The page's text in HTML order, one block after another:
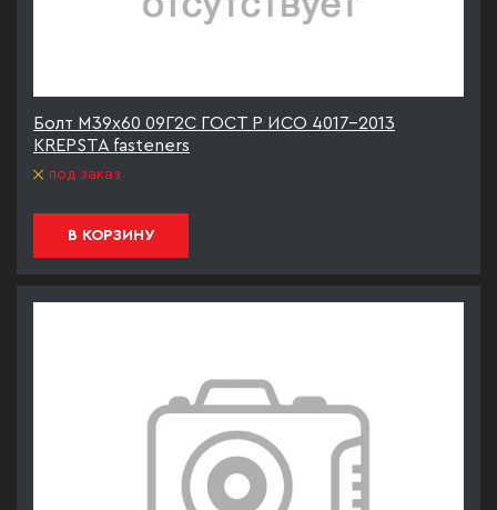
Болт М39х60 09Г2С ГОСТ Р ИСО 4017-2013
KREPSTA fasteners
под заказ
В КОРЗИНУ